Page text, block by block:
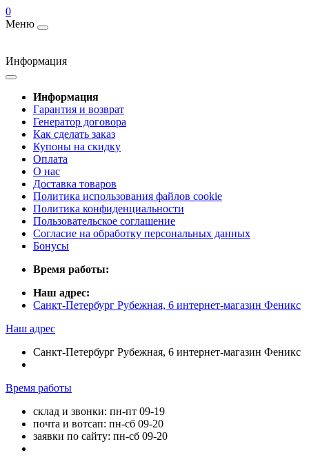
0
Меню
Информация
Информация
Гарантия и возврат
Генератор договора
Как сделать заказ
Купоны на скидку
Оплата
О нас
Доставка товаров
Политика использования файлов cookie
Политика конфиденциальности
Пользовательское соглашение
Согласие на обработку персональных данных
Бонусы
Время работы:
Наш адрес:
Санкт-Петербург Рубежная, 6 интернет-магазин Феникс
Наш адрес
Санкт-Петербург Рубежная, 6 интернет-магазин Феникс
Время работы
склад и звонки: пн-пт 09-19
почта и вотсап: пн-сб 09-20
заявки по сайту: пн-сб 09-20